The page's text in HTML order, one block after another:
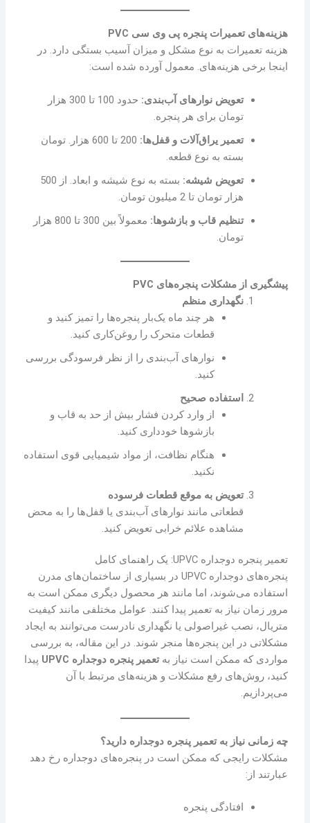
هزینه‌های تعمیرات پنجره پی وی سی PVC
هزینه تعمیرات به نوع مشکل و میزان آسیب بستگی دارد. در
اینجا برخی هزینه‌های. معمول آورده شده است:
تعویض نوارهای آب‌بندی:
حدود 100 تا 300 هزار
تومان برای هر پنجره.
تعمیر یراق‌آلات و قفل‌ها:
200 تا 600 هزار. تومان
بسته به نوع قطعه.
تعویض شیشه:
بسته به نوع شیشه و ابعاد. از 500
هزار تومان تا 2 میلیون تومان.
تنظیم قاب و بازشوها:
معمولاً بین 300 تا 800 هزار
تومان.
پیشگیری از مشکلات پنجره‌های PVC
نگهداری منظم
هر چند ماه یک‌بار پنجره‌ها را تمیز کنید و
قطعات متحرک را روغن‌کاری کنید.
نوارهای آب‌بندی را از نظر فرسودگی بررسی
کنید.
استفاده صحیح
از وارد کردن فشار بیش از حد به قاب و
بازشوها خودداری کنید.
هنگام نظافت، از مواد شیمیایی قوی استفاده
نکنید.
تعویض به موقع قطعات فرسوده
قطعاتی مانند نوارهای آب‌بندی یا قفل‌ها را به محض
مشاهده علائم خرابی تعویض کنید.
تعمیر پنجره دوجداره UPVC: یک راهنمای کامل
پنجره‌های دوجداره UPVC در بسیاری از ساختمان‌های مدرن
استفاده می‌شوند، اما مانند هر محصول دیگری ممکن است به
مرور زمان نیاز به تعمیر پیدا کنند. عوامل مختلفی مانند کیفیت
متریال، نصب غیراصولی یا نگهداری نادرست می‌توانند به ایجاد
مشکلاتی در این پنجره‌ها منجر شوند. در این مقاله، به بررسی
مواردی که ممکن است نیاز بهتعمیر پنجره دوجداره UPVC
پیدا
کنید، روش‌های رفع مشکلات و هزینه‌های مرتبط با آن
می‌پردازیم.
چه زمانی نیاز به تعمیر پنجره دوجداره دارید؟
مشکلات رایجی که ممکن است در پنجره‌های دوجداره رخ دهد
عبارتند از:
افتادگی پنجره